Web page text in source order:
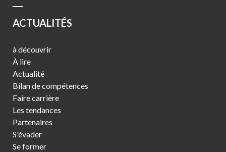
ACTUALITÉS
à découvrir
À lire
Actualité
Bilan de compétences
Faire carrière
Les tendances
Partenaires
S'évader
Se former